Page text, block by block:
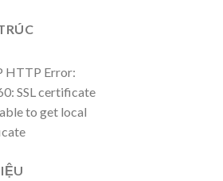
HTTP Error:
SSL certificate
to get local